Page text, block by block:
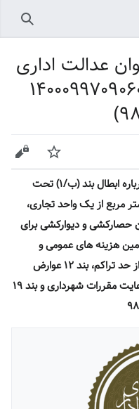
جستجو
عدالت اداری
۱۴۰۰۰۹۹۷۰۹۰۶۰۱۰۰۰۳
پیگیری ویرایش
رای هیات تخصصی دیوان عدالت اداری درباره ابطال بند (ب/۱) تحت
مربع از یک واحد تجاری،
بند (۲) تحت عنوان حصارکشی و دیوارکشی برای
بند (۸) عوارض تأمین هزینه های عمومی و
شهری، بند (۹) تحت عنوان عوارض بیش از حد تراکم، بند ۱۲ عوارض
ارزش افزوده حاصل از تفکیک اراضی با رعایت مقررات شهرداری و بند ۱۹